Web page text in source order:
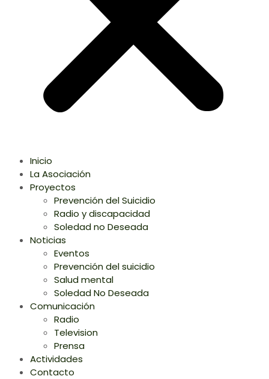
Inicio
La Asociación
Proyectos
Prevención del Suicidio
Radio y discapacidad
Soledad no Deseada
Noticias
Eventos
Prevención del suicidio
Salud mental
Soledad No Deseada
Comunicación
Radio
Television
Prensa
Actividades
Contacto